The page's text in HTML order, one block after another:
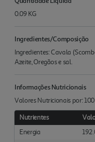
0.09 KG
Ingredientes/Composição
Ingredientes: Cavala
Azeite, Oregãos e sal.
Informações Nutricionais
Valores Nutricionais por:
Nutrientes
Energia